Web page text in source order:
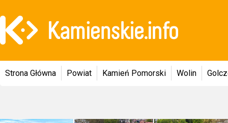
Strona Główna Powiat Kamień Pomorski Wolin